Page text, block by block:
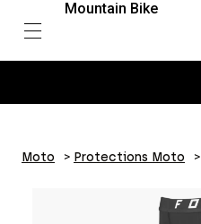
Mountain Bike
Moto Protections Moto